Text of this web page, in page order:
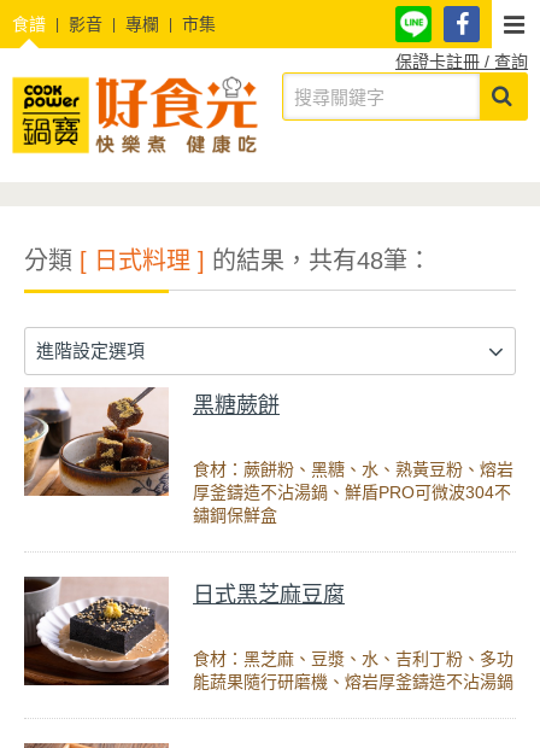
食譜 影音 專欄
市集
保證卡註冊 / 查詢
分類 [ 日式料理 ] 的結果，共有48筆：
進階設定選項
黑糖蕨餅
食材：蕨餅粉、黑糖、水、熟黃豆粉、熔岩
厚釜鑄造不沾湯鍋、鮮盾PRO可微波304不
鏽鋼保鮮盒
日式黑芝麻豆腐
食材：黑芝麻、豆漿、水、吉利丁粉、多功
能蔬果隨行研磨機、熔岩厚釜鑄造不沾湯鍋